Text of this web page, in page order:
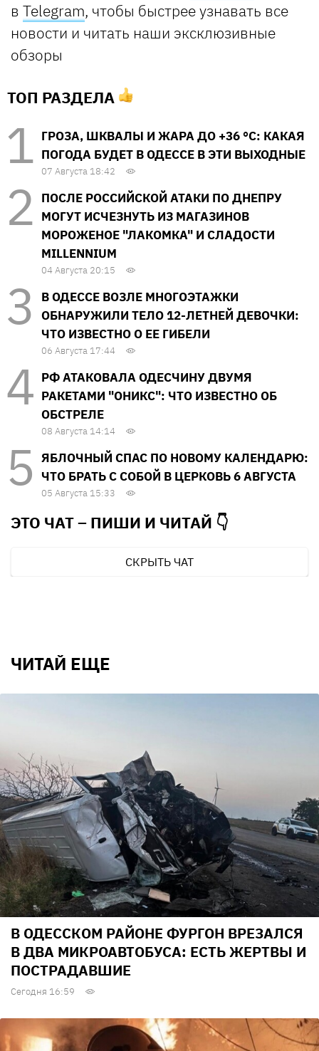
в Telegram, чтобы быстрее узнавать все
новости и читать наши эксклюзивные
обзоры
ТОП РАЗДЕЛА
ГРОЗА, ШКВАЛЫ И ЖАРА ДО +36 °С: КАКАЯ
ПОГОДА БУДЕТ В ОДЕССЕ В ЭТИ ВЫХОДНЫЕ
07 Августа 18:42
ПОСЛЕ РОССИЙСКОЙ АТАКИ ПО ДНЕПРУ
МОГУТ ИСЧЕЗНУТЬ ИЗ МАГАЗИНОВ
МОРОЖЕНОЕ "ЛАКОМКА" И СЛАДОСТИ
MILLENNIUM
04 Августа 20:15
В ОДЕССЕ ВОЗЛЕ МНОГОЭТАЖКИ
ОБНАРУЖИЛИ ТЕЛО 12-ЛЕТНЕЙ ДЕВОЧКИ:
ЧТО ИЗВЕСТНО О ЕЕ ГИБЕЛИ
06 Августа 17:44
РФ АТАКОВАЛА ОДЕСЧИНУ ДВУМЯ
РАКЕТАМИ "ОНИКС": ЧТО ИЗВЕСТНО ОБ
ОБСТРЕЛЕ
08 Августа 14:14
ЯБЛОЧНЫЙ СПАС ПО НОВОМУ КАЛЕНДАРЮ:
ЧТО БРАТЬ С СОБОЙ В ЦЕРКОВЬ 6 АВГУСТА
05 Августа 15:33
ЭТО ЧАТ – ПИШИ И ЧИТАЙ 👇
СКРЫТЬ ЧАТ
ЧИТАЙ ЕЩЕ
В ОДЕССКОМ РАЙОНЕ ФУРГОН ВРЕЗАЛСЯ
В ДВА МИКРОАВТОБУСА: ЕСТЬ ЖЕРТВЫ И
ПОСТРАДАВШИЕ
Сегодня 16:59